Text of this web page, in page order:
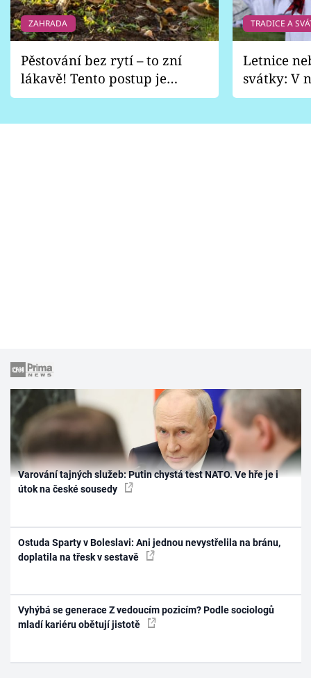
ZAHRADA
Pěstování bez rytí – to zní
lákavě! Tento postup je
vhodný jen pro některé
TRADICE A
Letnice
svátky: V
pondělí
Varování tajných služeb: Putin chystá test NATO. Ve hře je i
útok na české sousedy
Ostuda Sparty v Boleslavi: Ani jednou nevystřelila na bránu,
doplatila na třesk v sestavě
Vyhýbá se generace Z vedoucím pozicím? Podle sociologů
mladí kariéru obětují jistotě